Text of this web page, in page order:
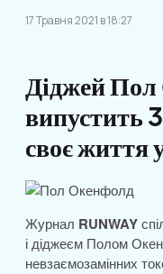
17 Травня 2021 в 18:27
Діджей
випустить
своє життя
Журнал RUNWAY
і діджеєм Полом
невзаємозамінних